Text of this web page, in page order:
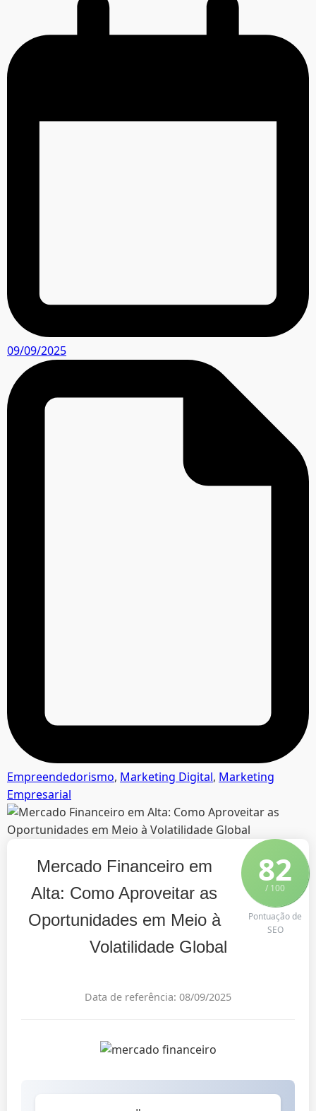
09/09/2025
Empreendedorismo, Marketing Digital, Marketing
Empresarial
82
/ 100
Pontuação de
SEO
Mercado Financeiro em
Alta: Como Aproveitar as
Oportunidades em Meio à
Volatilidade Global
Data de referência: 08/09/2025